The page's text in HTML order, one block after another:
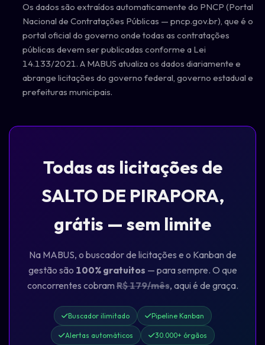
Os dados são extraídos automaticamente do PNCP (Portal
Nacional de Contratações Públicas — pncp.gov.br), que é o
portal oficial do governo onde todas as contratações
públicas devem ser publicadas conforme a Lei
14.133/2021. A MABUS atualiza os dados diariamente e
abrange licitações do governo federal, governo estadual e
prefeituras municipais.
Todas as licitações de
SALTO DE PIRAPORA,
grátis — sem limite
Na MABUS, o buscador de licitações e o Kanban de
gestão são 100% gratuitos — para sempre. O que
concorrentes cobramR$ 179/mês, aqui é de graça.
Buscador ilimitado Pipeline Kanban
Alertas automáticos 30.000+ órgãos